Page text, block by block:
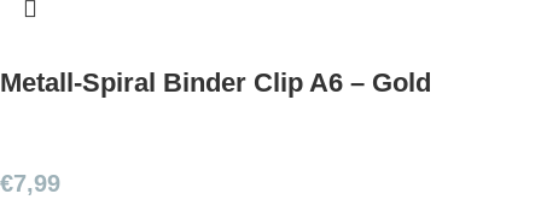
Metall-Spiral Binder Clip A6 – Gold
€7,99